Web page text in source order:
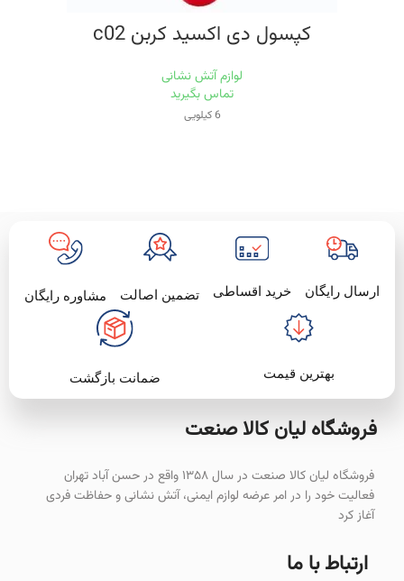
کپسول دی اکسید کربن c02
لوازم آتش نشانی
تماس بگیرید
6 کیلویی
ارسال رایگان خرید اقساطی تضمین اصالت مشاوره رایگان
بهترین قیمت ضمانت بازگشت
فروشگاه لیان‌ کالا صنعت
فروشگاه لیان کالا صنعت در سال ۱۳۵۸ واقع در حسن آباد تهران
فعالیت خود را در امر عرضه لوازم ایمنی، آتش نشانی و حفاظت فردی
آغاز کرد
ارتباط با ما